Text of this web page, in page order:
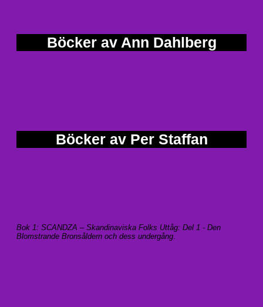
Böcker av Ann Dahlberg
Böcker av Per Staffan
Bok 1: SCANDZA – Skandinaviska Folks Uttåg: Del 1 - Den
Blomstrande Bronsåldern och dess undergång.